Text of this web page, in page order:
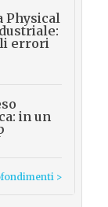
Physical
errori
in un
>